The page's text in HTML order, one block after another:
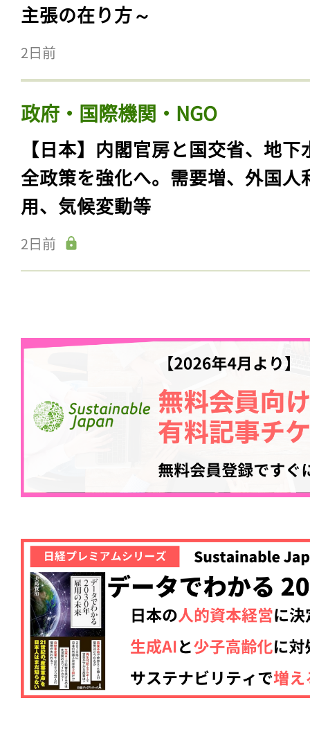
主張の在り方～
2日前
政府・国際機関・NGO
【日本】内閣官房と国交省、地下
全政策を強化へ。需要増、外国人
用、気候変動等
2日前